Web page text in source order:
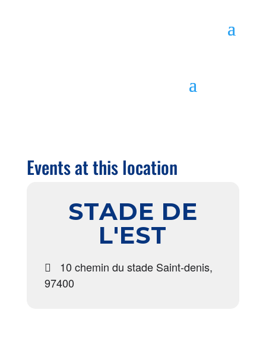
Events at this location
STADE DE
L'EST
10 chemin du stade Saint-denis,
97400